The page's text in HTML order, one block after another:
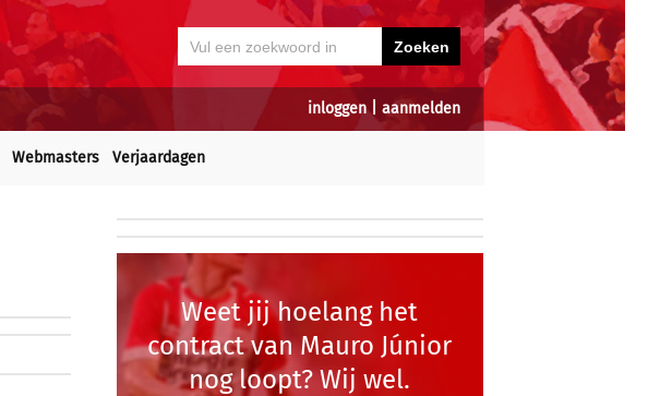
inloggen| aanmelden
Webmasters Verjaardagen
Weet jij hoelang het
contract van Mauro Júnior
nog loopt? Wij wel.